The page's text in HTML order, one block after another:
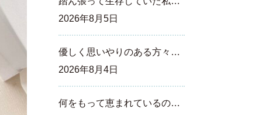
2026年8月5日
優しく思いやりのある方々…
2026年8月4日
何をもって恵まれているの…